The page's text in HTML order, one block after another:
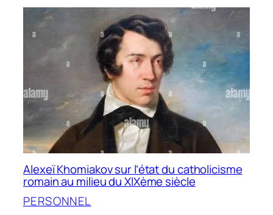
Alexeï Khomiakov sur l’état du catholicisme
romain au milieu du XIXème siècle
PERSONNEL